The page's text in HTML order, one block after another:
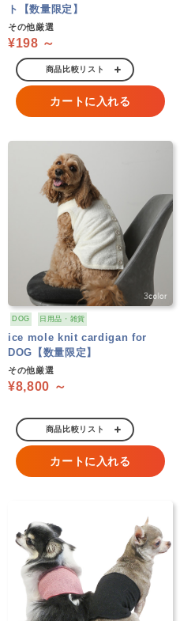
ト【数量限定】
その他厳選
¥198 ～
商品比較リスト
カートに入れる
DOG 日用品・雑貨
ice mole knit cardigan for
DOG【数量限定】
その他厳選
¥8,800 ～
商品比較リスト
カートに入れる